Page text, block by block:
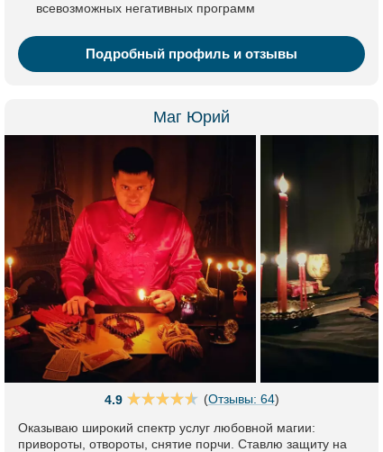
всевозможных негативных программ
Подробный профиль и отзывы
Маг Юрий
4.9 (Отзывы: 64)
Оказываю широкий спектр услуг любовной магии:
привороты, отвороты, снятие порчи. Ставлю защиту на